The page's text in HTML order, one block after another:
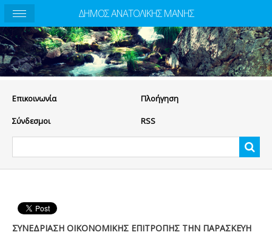
Eπικοινωνία Πλοήγηση
Σύνδεσμοι RSS
ΣΥΝΕΔΡΙΑΣΗ ΟΙΚΟΝΟΜΙΚΗΣ ΕΠΙΤΡΟΠΗΣ ΤΗΝ ΠΑΡΑΣΚΕΥΗ
ΔΗΜΟΣ ΑΝΑΤΟΛΙΚΗΣ ΜΑΝΗΣ